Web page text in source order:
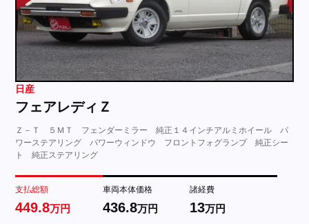
日産
フェアレディＺ
Ｚ－Ｔ ５ＭＴ フェンダーミラー 純正１４インチアルミホイール パ
ワーステアリング パワーウィンドウ フロントフォグランプ 純正シー
ト 純正ステアリング
支払総額
449.8万円
車両本体価格
436.8万円
諸経費
13万円